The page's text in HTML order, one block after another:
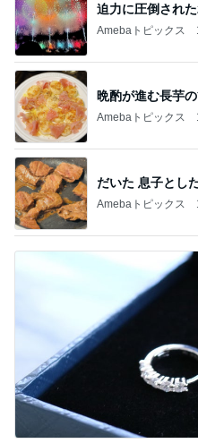
迫力に圧倒され
Amebaトピックス
晩酌が進む長芋
Amebaトピックス
だいた 息子とし
Amebaトピックス